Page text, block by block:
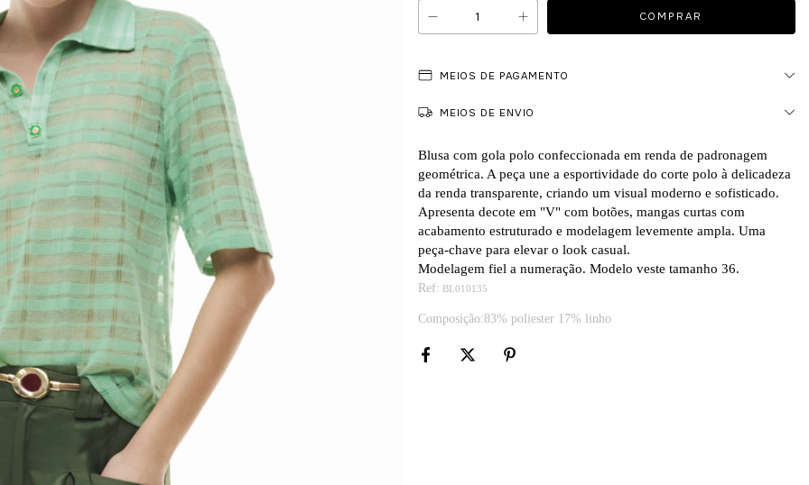
MEIOS DE PAGAMENTO
MEIOS DE ENVIO
Blusa com gola polo confeccionada em renda de padronagem
geométrica. A peça une a esportividade do corte polo à delicadeza
da renda transparente, criando um visual moderno e sofisticado.
Apresenta decote em "V" com botões, mangas curtas com
acabamento estruturado e modelagem levemente ampla. Uma
peça-chave para elevar o look casual.
Modelagem fiel a numeração. Modelo veste tamanho 36.
Ref: BL010135
Composição:83% poliester 17% linho